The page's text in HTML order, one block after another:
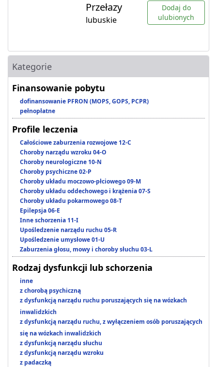
Przełazy
lubuskie
Dodaj do
ulubionych
Kategorie
Finansowanie pobytu
dofinansowanie PFRON (MOPS, GOPS, PCPR)
pełnopłatne
Profile leczenia
Całościowe zaburzenia rozwojowe 12-C
Choroby narządu wzroku 04-O
Choroby neurologiczne 10-N
Choroby psychiczne 02-P
Choroby układu moczowo-płciowego 09-M
Choroby układu oddechowego i krążenia 07-S
Choroby układu pokarmowego 08-T
Epilepsja 06-E
Inne schorzenia 11-I
Upośledzenie narządu ruchu 05-R
Upośledzenie umysłowe 01-U
Zaburzenia głosu, mowy i choroby słuchu 03-L
Rodzaj dysfunkcji lub schorzenia
inne
z chorobą psychiczną
z dysfunkcją narządu ruchu poruszających się na wózkach
inwalidzkich
z dysfunkcją narządu ruchu, z wyłączeniem osób poruszających
się na wózkach inwalidzkich
z dysfunkcją narządu słuchu
z dysfunkcją narządu wzroku
z padaczką